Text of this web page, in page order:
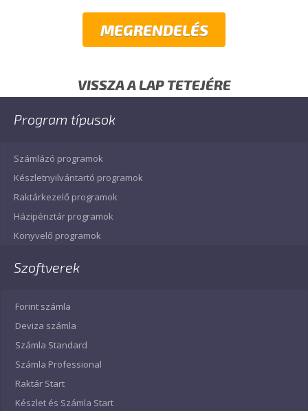
VISSZA A LAP TETEJÉRE
Program típusok
Számlázó programok
Készletnyilvántartó programok
Raktárkezelő programok
Házipénztár programok
Könyvelő programok
Szoftverek
Forint számla
Deviza számla
Számla Standard
Számla Professional
Raktár Start
Készlet és Számla Start